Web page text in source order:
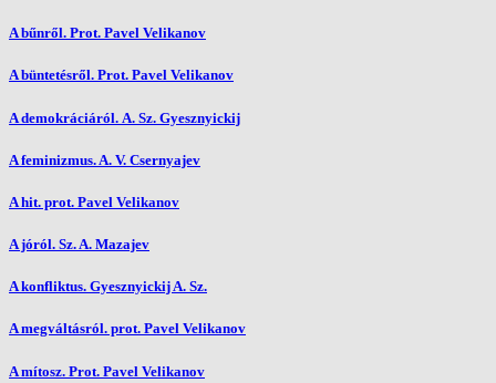
A bűnről. Prot. Pavel Velikanov
A büntetésről. Prot. Pavel Velikanov
A demokráciáról. A. Sz. Gyesznyickij
A feminizmus. A. V. Csernyajev
A hit. prot. Pavel Velikanov
A jóról. Sz. A. Mazajev
A konfliktus. Gyesznyickij A. Sz.
A megváltásról. prot. Pavel Velikanov
A mítosz. Prot. Pavel Velikanov